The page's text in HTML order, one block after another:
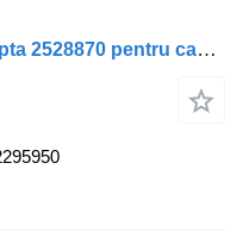
Colț panou Colt bara fata dreapta 2528870 pentru cap tractor Scania